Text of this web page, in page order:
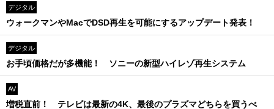
デジタル
ウォークマンやMacでDSD再生を可能にするアップデート発表！
デジタル
お手頃価格だが多機能！ ソニーの新型ハイレゾ再生システム
AV
増税直前！ テレビは最新の4K、最後のプラズマどちらを買うべ